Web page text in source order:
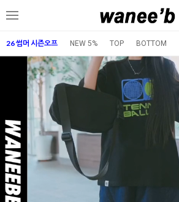
메
26 썸머 시즌오프 NEW 5% TOP BOTTOM